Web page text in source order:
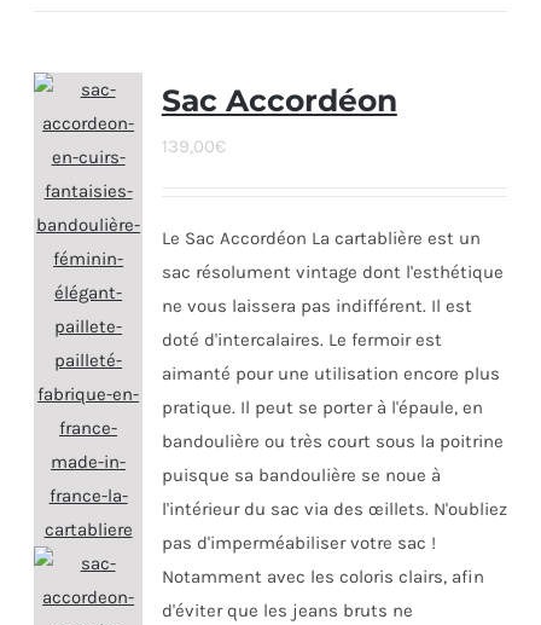
Sac Accordéon
139,00€
Le Sac Accordéon La cartablière est un
sac résolument vintage dont l'esthétique
ne vous laissera pas indifférent. Il est
doté d'intercalaires. Le fermoir est
aimanté pour une utilisation encore plus
pratique. Il peut se porter à l'épaule, en
bandoulière ou très court sous la poitrine
puisque sa bandoulière se noue à
l'intérieur du sac via des œillets. N'oubliez
pas d'imperméabiliser votre sac !
Notamment avec les coloris clairs, afin
d'éviter que les jeans bruts ne